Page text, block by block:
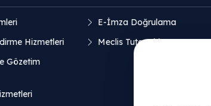
Hizmetleri
Gözetim
E-İmza Doğrulama
Meclis Tutanakları